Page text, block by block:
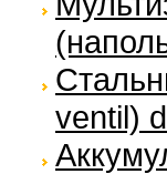
ventil)